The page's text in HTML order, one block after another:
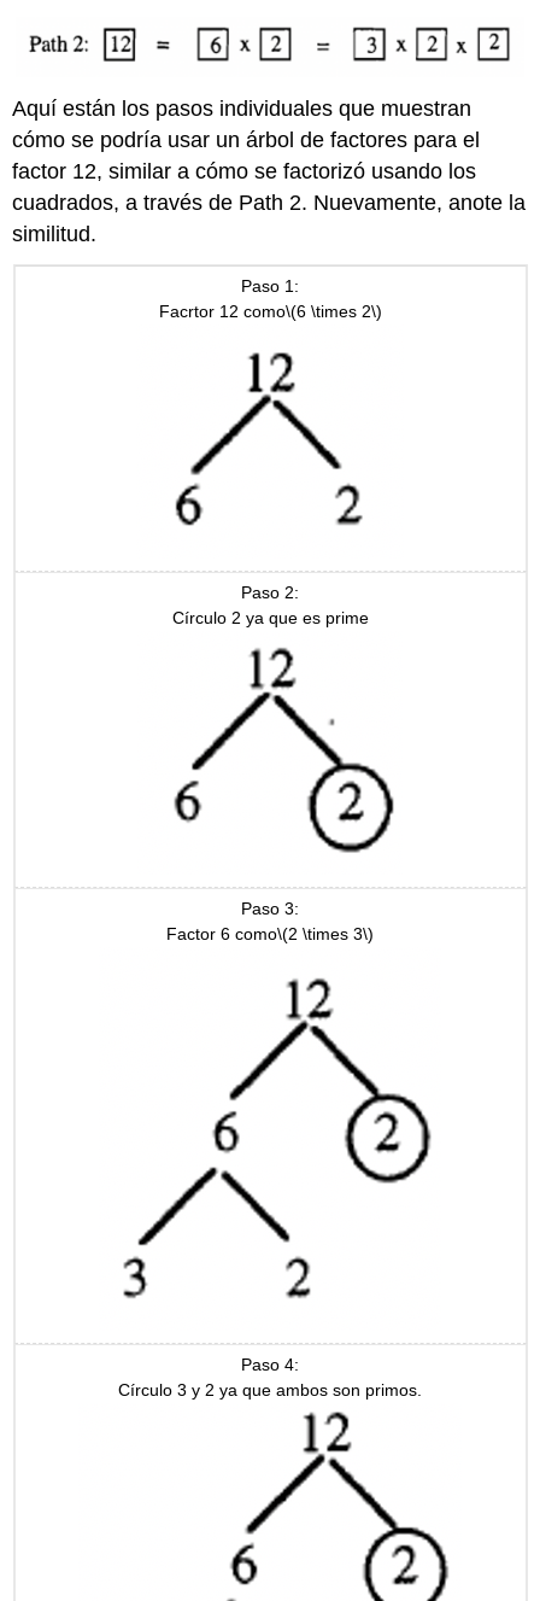
Aquí están los pasos individuales que muestran
cómo se podría usar un árbol de factores para el
factor 12, similar a cómo se factorizó usando los
cuadrados, a través de Path 2. Nuevamente, anote la
similitud.
Paso 1:
Facrtor 12 como\(6 \times 2\)
Paso 2:
Círculo 2 ya que es prime
Paso 3:
Factor 6 como\(2 \times 3\)
Paso 4:
Círculo 3 y 2 ya que ambos son primos.